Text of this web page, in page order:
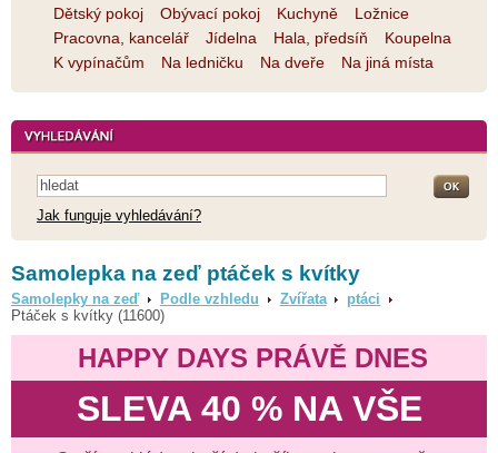
Dětský pokoj Obývací pokoj Kuchyně
Ložnice
Pracovna, kancelář
Jídelna Hala, předsíň
Koupelna
K vypínačům
Na ledničku Na dveře Na jiná místa
Jak funguje vyhledávání?
Samolepka na zeď ptáček s kvítky
Samolepky na zeď Podle vzhledu Zvířata
ptáci
Ptáček s kvítky (11600)
HAPPY DAYS PRÁVĚ DNES
SLEVA 40 % NA VŠE